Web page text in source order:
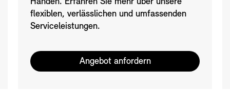
Händen. Erfahren Sie mehr über unsere
flexiblen, verlässlichen und umfassenden
Serviceleistungen.
Angebot anfordern